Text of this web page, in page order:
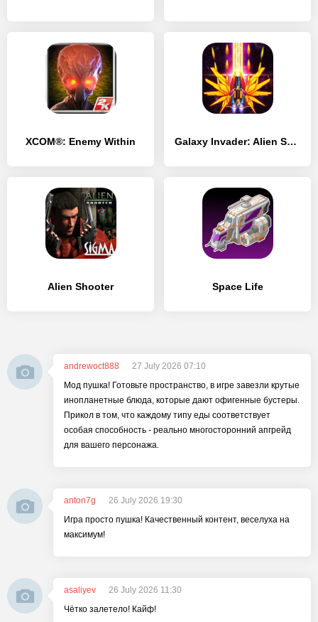
XCOM®: Enemy Within Galaxy Invader: Alien Shooting
Alien Shooter Space Life
andrewoct888
27 July 2026 07:10
Мод пушка! Готовьте пространство, в игре завезли крутые
инопланетные блюда, которые дают офигенные бустеры.
Прикол в том, что каждому типу еды соответствует
особая способность - реально многосторонний апгрейд
для вашего персонажа.
anton7g
26 July 2026 19:30
Игра просто пушка! Качественный контент, веселуха на
максимум!
asaliyev
26 July 2026 11:30
Чётко залетело! Кайф!